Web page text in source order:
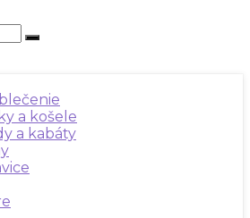
a košele
a kabáty